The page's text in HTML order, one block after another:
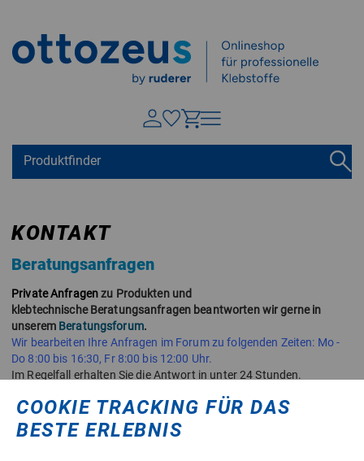
Springen zu
Tastaturkurzbefehle
Konto
Menü ein-/ausblenden
KONTAKT
Beratungsanfragen
Private Anfragenzu Produkten und
klebtechnische Beratungsanfragen beantworten wir gerne in
unserem Beratungsforum.
Wir bearbeiten Ihre Anfragen im Forum zu folgenden Zeiten: Mo -
Do 8:00 bis 16:30, Fr 8:00 bis 12:00 Uhr.
Im Regelfall erhalten Sie die Antwort in unter 24 Stunden.
Eine Kontaktaufnahme zur Beratung mittels Kontaktformular ist
aus wettbewerbsrechtlichen Gründen nur für Firmen zulässig.
COOKIE TRACKING FÜR DAS
BESTE ERLEBNIS